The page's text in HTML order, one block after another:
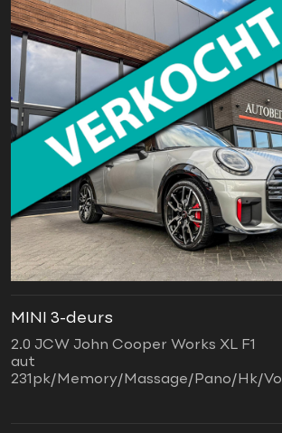
MINI 3-deurs
2.0 JCW John Cooper Works XL F1
aut
231pk/Memory/Massage/Pano/Hk/Vol